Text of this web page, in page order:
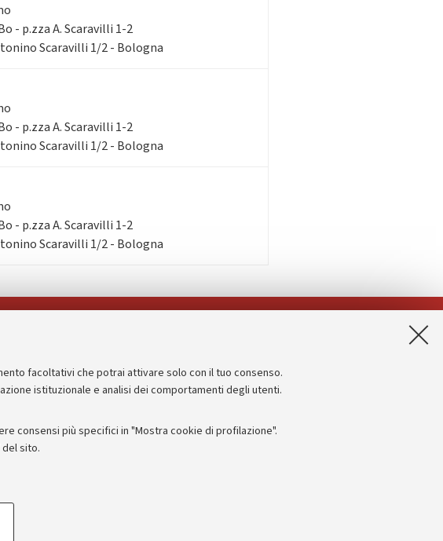
facoltativi che potrai attivare solo con il tuo consenso.
istituzionale e analisi dei comportamenti degli utenti.
consensi più specifici in "Mostra cookie di profilazione".
sito.
- NECESSARI
- p.zza A. Scaravilli 1-2
Scaravilli 1/2 - Bologna
- p.zza A. Scaravilli 1-2
Scaravilli 1/2 - Bologna
- p.zza A. Scaravilli 1-2
Scaravilli 1/2 - Bologna
trasparente
Informazioni sul sito e accessibilità
Privacy e note legali